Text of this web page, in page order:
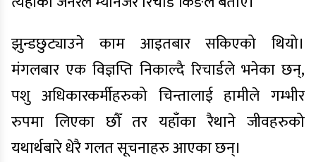
झुन्डछुट्याउने काम आइतबार सकिएको थियो।
मंगलबार एक विज्ञप्ति निकाल्दै रिचार्डले भनेका छन्,
पशु अधिकारकर्मीहरुको चिन्तालाई हामीले गम्भीर
रुपमा लिएका छौँ तर यहाँका रैथाने जीवहरुको
यथार्थबारे धेरै गलत सूचनाहरु आएका छन्।